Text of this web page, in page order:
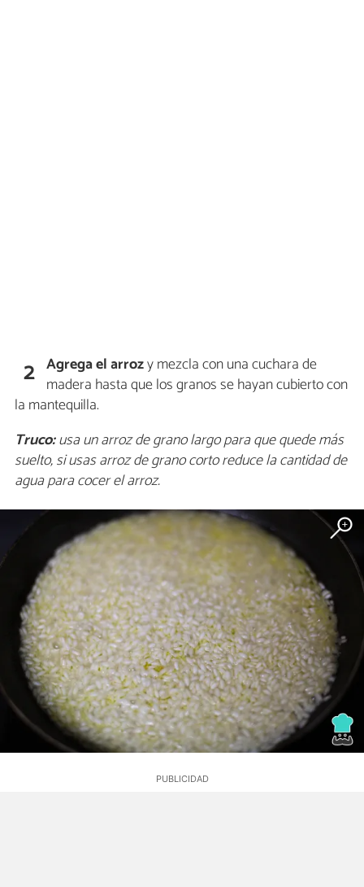
2 Agrega el arrozy mezcla con una cuchara de
madera hasta que los granos se hayan cubierto con
la mantequilla.
Truco:usa un arroz de grano largo para que quede más
suelto, si usas arroz de grano corto reduce la cantidad de
agua para cocer el arroz.